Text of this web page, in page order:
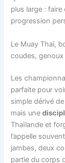
plus large : faire
progression
Le Muay Thaï,
coudes,
Les
parfaite pour
simple dérivé
mais une
Thaïlande et
l’appelle
jambes, deux
partie du corps